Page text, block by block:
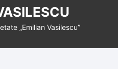
„Emilian Vasilescu”